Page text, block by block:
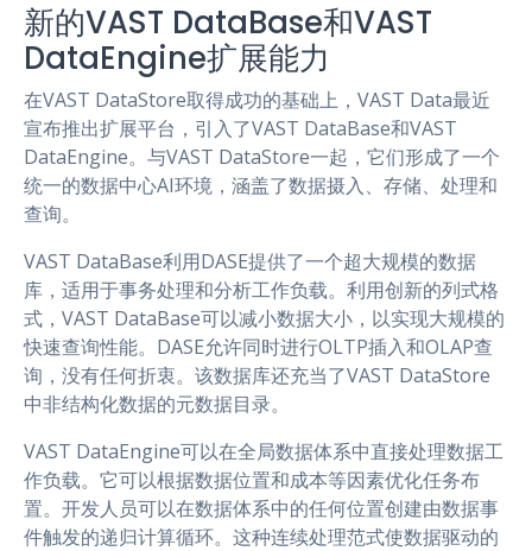
新的VAST DataBase和VAST
DataEngine扩展能力
在VAST DataStore取得成功的基础上，VAST Data最近
宣布推出扩展平台，引入了VAST DataBase和VAST
DataEngine。与VAST DataStore一起，它们形成了一个
统一的数据中心AI环境，涵盖了数据摄入、存储、处理和
查询。
VAST DataBase利用DASE提供了一个超大规模的数据
库，适用于事务处理和分析工作负载。利用创新的列式格
式，VAST DataBase可以减小数据大小，以实现大规模的
快速查询性能。DASE允许同时进行OLTP插入和OLAP查
询，没有任何折衷。该数据库还充当了VAST DataStore
中非结构化数据的元数据目录。
VAST DataEngine可以在全局数据体系中直接处理数据工
作负载。它可以根据数据位置和成本等因素优化任务布
置。开发人员可以在数据体系中的任何位置创建由数据事
件触发的递归计算循环。这种连续处理范式使数据驱动的